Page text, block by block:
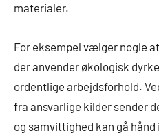
materialer.
For eksempel vælger nogle
der anvender økologisk
ordentlige arbejdsforhold.
fra ansvarlige kilder sender
og samvittighed kan gå hånd